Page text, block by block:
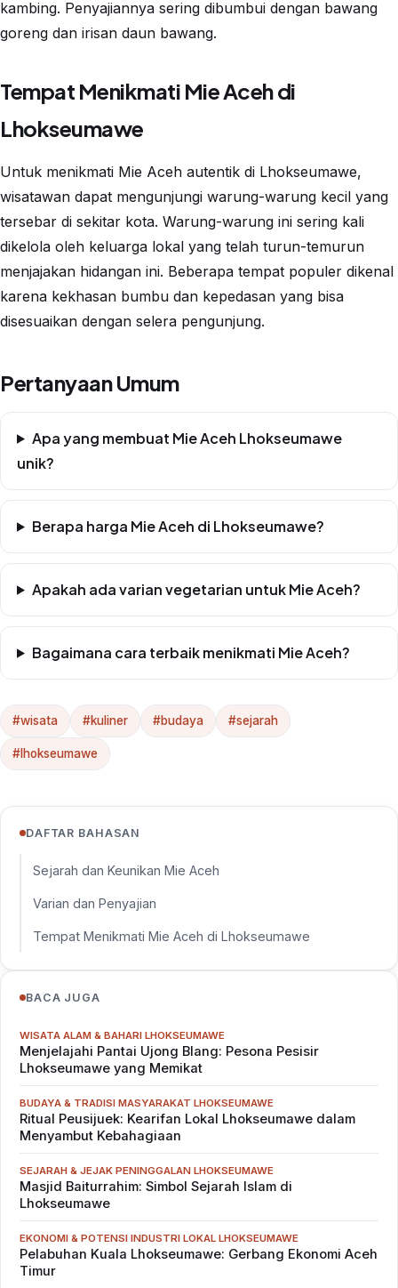
kambing. Penyajiannya sering dibumbui dengan bawang
goreng dan irisan daun bawang.
Tempat Menikmati Mie Aceh di
Lhokseumawe
Untuk menikmati Mie Aceh autentik di Lhokseumawe,
wisatawan dapat mengunjungi warung-warung kecil yang
tersebar di sekitar kota. Warung-warung ini sering kali
dikelola oleh keluarga lokal yang telah turun-temurun
menjajakan hidangan ini. Beberapa tempat populer dikenal
karena kekhasan bumbu dan kepedasan yang bisa
disesuaikan dengan selera pengunjung.
Pertanyaan Umum
Apa yang membuat Mie Aceh Lhokseumawe
unik?
Berapa harga Mie Aceh di Lhokseumawe?
Apakah ada varian vegetarian untuk Mie Aceh?
Bagaimana cara terbaik menikmati Mie Aceh?
#wisata #kuliner #budaya #sejarah
#lhokseumawe
DAFTAR BAHASAN
Sejarah dan Keunikan Mie Aceh
Varian dan Penyajian
Tempat Menikmati Mie Aceh di Lhokseumawe
BACA JUGA
WISATA ALAM & BAHARI LHOKSEUMAWE
Menjelajahi Pantai Ujong Blang: Pesona Pesisir
Lhokseumawe yang Memikat
BUDAYA & TRADISI MASYARAKAT LHOKSEUMAWE
Ritual Peusijuek: Kearifan Lokal Lhokseumawe dalam
Menyambut Kebahagiaan
SEJARAH & JEJAK PENINGGALAN LHOKSEUMAWE
Masjid Baiturrahim: Simbol Sejarah Islam di
Lhokseumawe
EKONOMI & POTENSI INDUSTRI LOKAL LHOKSEUMAWE
Pelabuhan Kuala Lhokseumawe: Gerbang Ekonomi Aceh
Timur